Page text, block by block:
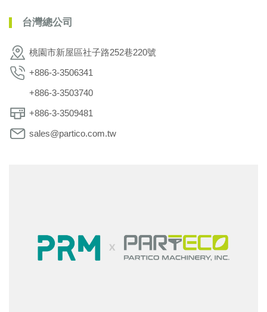
台灣總公司
桃園市新屋區社子路252巷220號
+886-3-3506341
+886-3-3503740
+886-3-3509481
sales@partico.com.tw